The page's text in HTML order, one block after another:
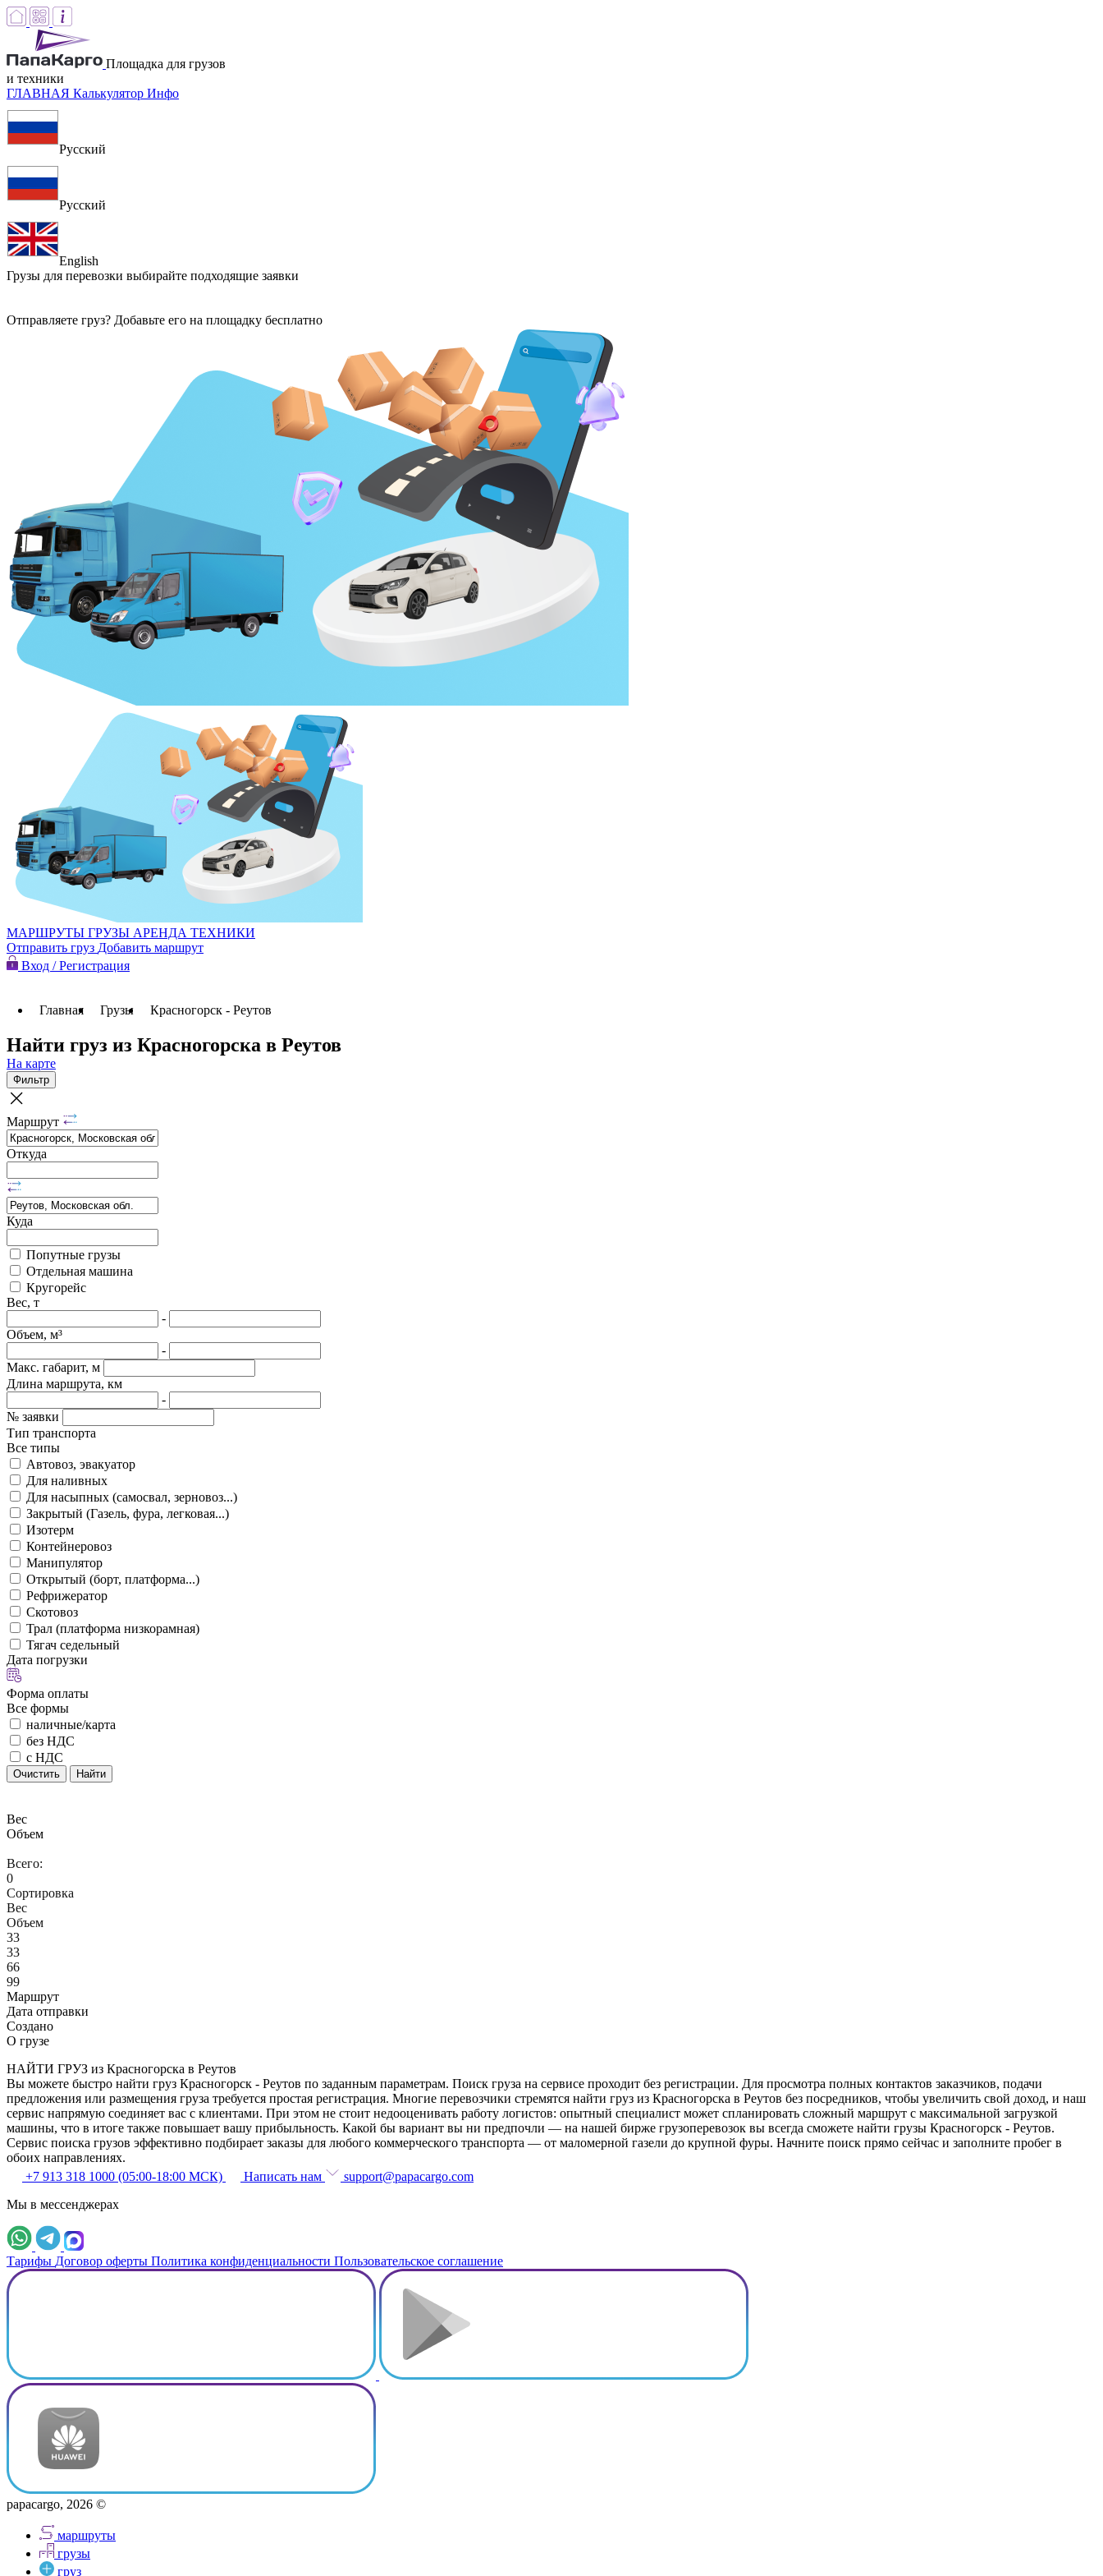
Площадка для грузов
и техники
ГЛАВНАЯ Калькулятор Инфо
Русский
Русский
English
Грузы для перевозки выбирайте подходящие заявки
Отправляете груз? Добавьте его на площадку бесплатно
МАРШРУТЫ ГРУЗЫ АРЕНДА ТЕХНИКИ
Отправить груз Добавить маршрут
Вход / Регистрация
Главная Грузы Красногорск - Реутов
Найти груз из Красногорска в Реутов
На карте
Фильтр
Маршрут
Откуда
Куда
Попутные грузы
Отдельная машина
Кругорейс
Вес, т
-
Объем, м³
-
Макс. габарит, м
Длина маршрута, км
-
№ заявки
Тип транспорта
Все типы
Автовоз, эвакуатор
Для наливных
Для насыпных (самосвал, зерновоз...)
Закрытый (Газель, фура, легковая...)
Изотерм
Контейнеровоз
Манипулятор
Открытый (борт, платформа...)
Рефрижератор
Скотовоз
Трал (платформа низкорамная)
Тягач седельный
Дата погрузки
Форма оплаты
Все формы
наличные/карта
без НДС
с НДС
Очистить Найти
Вес
Объем
Всего:
0
Сортировка
Вес
Объем
33
33
66
99
Маршрут
Дата отправки
Создано
О грузе
НАЙТИ ГРУЗ из Красногорска в Реутов
Вы можете быстро найти груз Красногорск - Реутов по заданным параметрам. Поиск груза на сервисе проходит без регистрации. Для просмотра полных контактов заказчиков, подачи
предложения или размещения груза требуется простая регистрация. Многие перевозчики стремятся найти груз из Красногорска в Реутов без посредников, чтобы увеличить свой доход, и наш
сервис напрямую соединяет вас с клиентами. При этом не стоит недооценивать работу логистов: опытный специалист может спланировать сложный маршрут с максимальной загрузкой
машины, что в итоге также повышает вашу прибыльность. Какой бы вариант вы ни предпочли — на нашей бирже грузоперевозок вы всегда сможете найти грузы Красногорск - Реутов.
Сервис поиска грузов эффективно подбирает заказы для любого коммерческого транспорта — от маломерной газели до крупной фуры. Начните поиск прямо сейчас и заполните пробег в
обоих направлениях.
+7 913 318 1000 (05:00-18:00 МСК)
Написать нам
support@papacargo.com
Мы в мессенджерах
Тарифы Договор оферты Политика конфиденциальности Пользовательское соглашение
papacargo, 2026 ©
маршруты
грузы
груз